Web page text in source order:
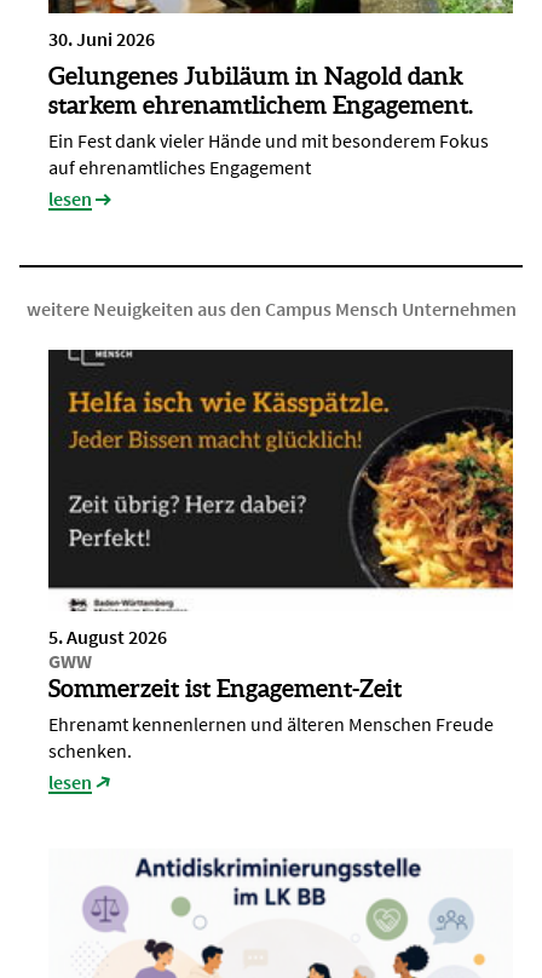
30. Juni 2026
Gelungenes Jubiläum in Nagold dank
starkem ehrenamtlichem Engagement.
Ein Fest dank vieler Hände und mit besonderem Fokus
auf ehrenamtliches Engagement
lesen
weitere Neuigkeiten aus den Campus Mensch Unternehmen
5. August 2026
GWW
Sommerzeit ist Engagement-Zeit
Ehrenamt kennenlernen und älteren Menschen Freude
schenken.
lesen